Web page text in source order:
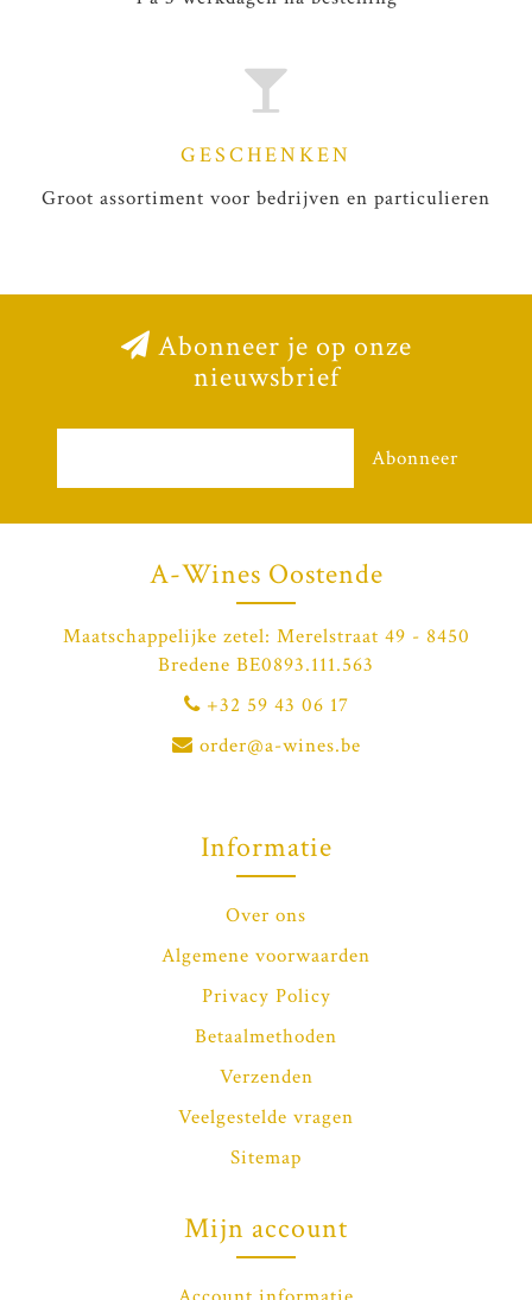
GESCHENKEN
Groot assortiment voor bedrijven en particulieren
Abonneer je op onze
nieuwsbrief
Abonneer
A-Wines Oostende
Maatschappelijke zetel: Merelstraat 49 - 8450
Bredene BE0893.111.563
+32 59 43 06 17
order@a-wines.be
Informatie
Over ons
Algemene voorwaarden
Privacy Policy
Betaalmethoden
Verzenden
Veelgestelde vragen
Sitemap
Mijn account